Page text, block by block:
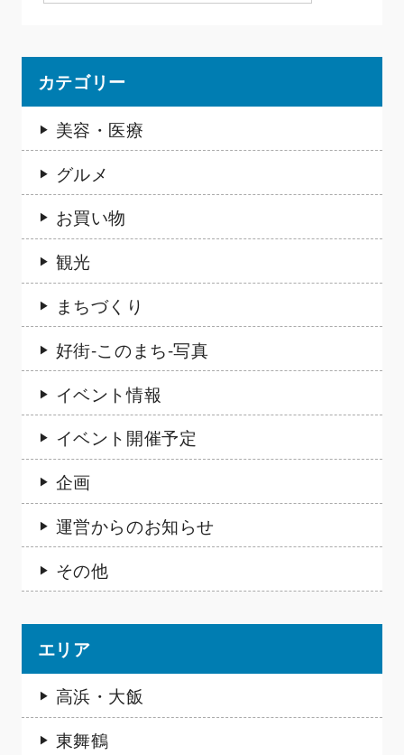
カテゴリー
美容・医療
グルメ
お買い物
観光
まちづくり
好街-このまち-写真
イベント情報
イベント開催予定
企画
運営からのお知らせ
その他
エリア
高浜・大飯
東舞鶴